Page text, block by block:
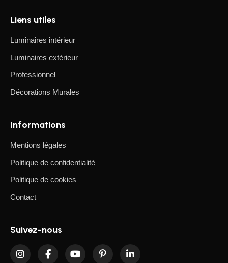
Liens utiles
Luminaires intérieur
Luminaires extérieur
Professionnel
Décorations Murales
Informations
Mentions légales
Politique de confidentialité
Politique de cookies
Contact
Suivez-nous